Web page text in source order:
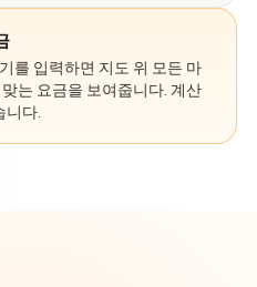
를 입력하면 지도 위 모든 마
는 요금을 보여줍니다. 계산
니다.